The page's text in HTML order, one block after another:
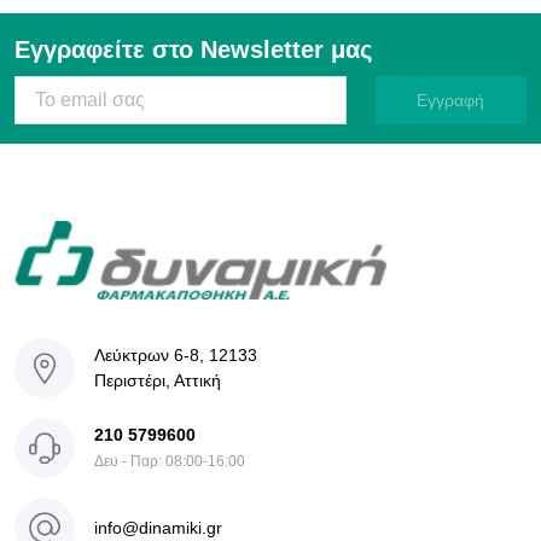
Προμηθευτές:
Τηλ: 210 5799631
Τηλ: 210 5799658
Τηλ: 210 5799652
Προστασία Προσωπικών Δεδομένων
e-mail: dataprotection@dinamiki.gr
Εγγραφείτε στο Newsletter μας
Εγγραφή
Λεύκτρων 6-8, 12133
Περιστέρι, Αττική
210 5799600
Δευ - Παρ: 08:00-16:00
info@dinamiki.gr